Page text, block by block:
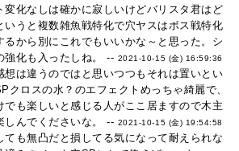
変化なしは確かに寂しいけどバリスタ君はど
いうと複数雑魚戦特化で穴ヤスはボス戦特化
るから別にこれでもいいかな～と思った。シ
強化も入ったしね。 -- 2021-10-15 (金) 16:59:36
想は違うのではと思いつつもそれは置いとい
ロスの水？のエフェクトめっちゃ綺麗で、
でも楽しいと感じる人がここ居ますので木主
しんでくださいな。 -- 2021-10-15 (金) 19:54:58
ても無凸だと損してる気になって耐えられな